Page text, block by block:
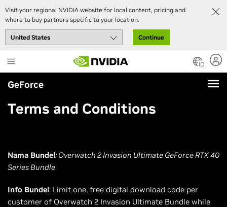
Visit your regional NVIDIA website for local content, pricing and
where to buy partners specific to your location.
Continue
to
main
content
ID
GeForce
Terms and Conditions
Nama Bundel: Overwatch 2 Invasion Ultimate GeForce RTX 40
Series Bundle
Info Bundel: Limit one, free digital download code per
customer of Overwatch 2 Invasion Ultimate Bundle while